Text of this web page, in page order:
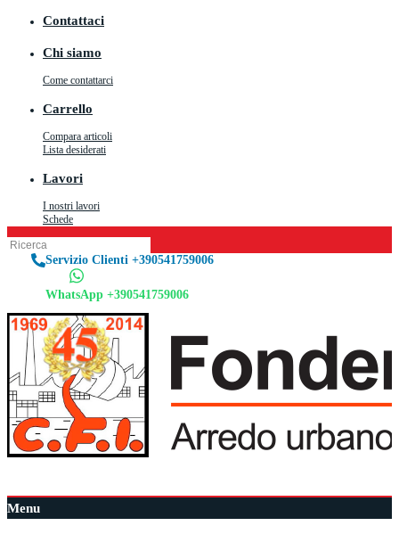
Contattaci
Chi siamo
Come contattarci
Carrello
Compara articoli
Lista desiderati
Lavori
I nostri lavori
Schede
Servizio Clienti +390541759006
WhatsApp +390541759006
Menu